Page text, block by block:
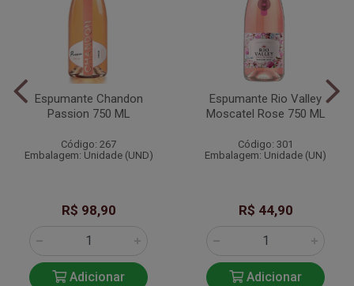
Espumante Chandon
Passion 750 ML
Código: 267
Embalagem: Unidade (UND)
R$ 98,90
Adicionar
Espumante Rio Valley
Moscatel Rose 750 ML
Código: 301
Embalagem: Unidade (UN)
R$ 44,90
Adicionar